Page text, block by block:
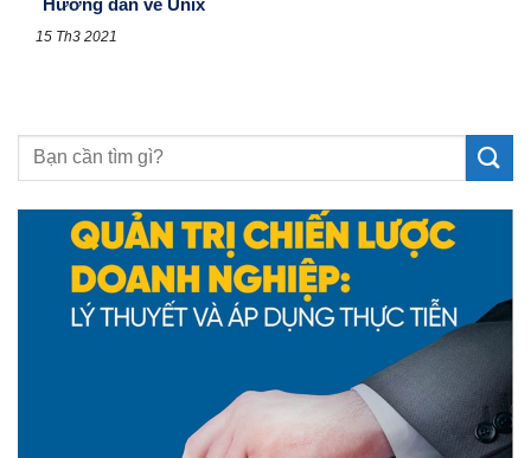
Hướng dẫn về Unix
15 Th3 2021